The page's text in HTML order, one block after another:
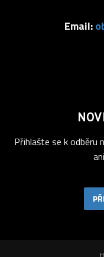
Email:
Přihlašte se k odběru